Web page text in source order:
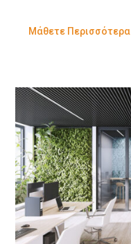
Μάθετε Περισσότερα